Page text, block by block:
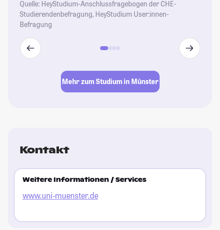
Quelle: HeyStudium-Anschlussfragebogen der CHE-
Studierendenbefragung, HeyStudium User:innen-
Befragung
Mehr zum Studium in Münster
Kontakt
Weitere Informationen / Services
www.uni-muenster.de